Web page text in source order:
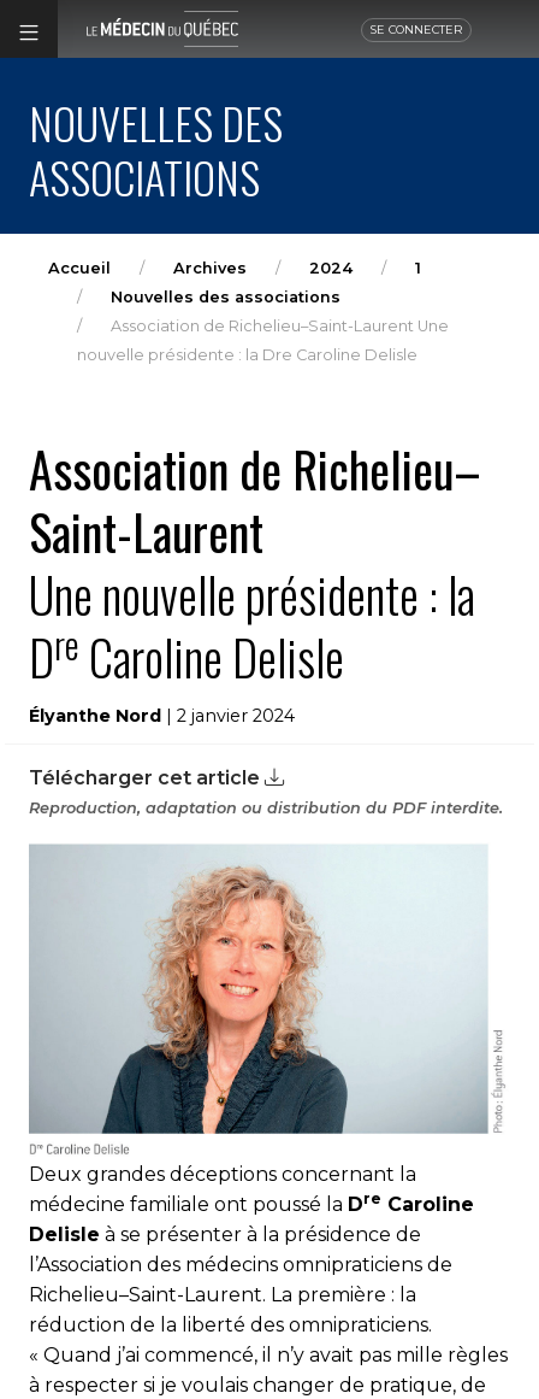
SE CONNECTER
NOUVELLES DES
ASSOCIATIONS
Accueil Archives 2024
1
Nouvelles des associations
Association de Richelieu–Saint-Laurent Une
nouvelle présidente : la Dre Caroline Delisle
Association de Richelieu–
Saint-Laurent
Une nouvelle présidente : la
Dre Caroline Delisle
Élyanthe Nord | 2 janvier 2024
Télécharger cet article
Reproduction, adaptation ou distribution du PDF interdite.
Deux grandes déceptions concernant la
médecine familiale ont poussé la Dre Caroline
Delisle à se présenter à la présidence de
l’Association des médecins omnipraticiens de
Richelieu–Saint-Laurent. La première : la
réduction de la liberté des omnipraticiens.
« Quand j’ai commencé, il n’y avait pas mille règles
à respecter si je voulais changer de pratique, de